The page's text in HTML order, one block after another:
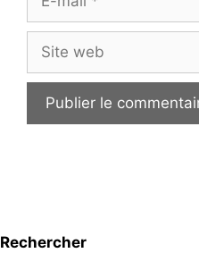
Site
web
Rechercher